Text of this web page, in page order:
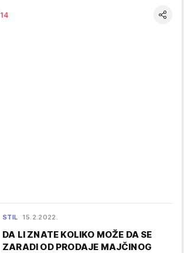
14
STIL 15.2.2022.
DA LI ZNATE KOLIKO MOŽE DA SE
ZARADI OD PRODAJE MAJČINOG